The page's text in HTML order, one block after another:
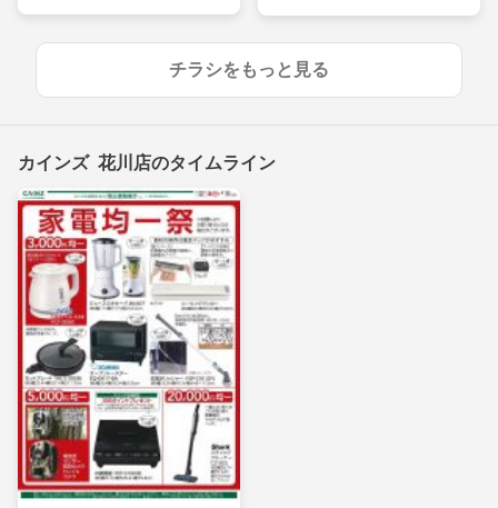
チラシをもっと見る
カインズ 花川店のタイムライン